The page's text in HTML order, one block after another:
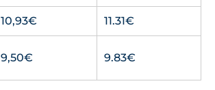
10,93€ 11.31€
9,50€ 9.83€